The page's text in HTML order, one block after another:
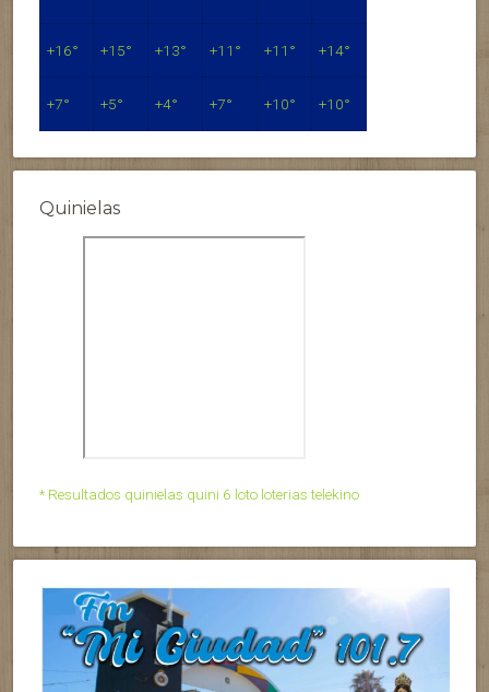
+16° +15° +13° +11° +11° +14°
+7° +5° +4° +7° +10° +10°
Quinielas
* Resultados quinielas quini 6 loto loterias telekino